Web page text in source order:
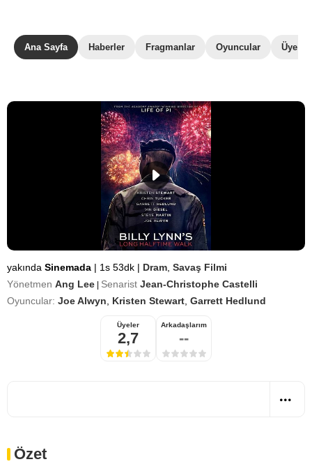
Ana Sayfa Haberler Fragmanlar Oyuncular Üye
yakında Sinemada | 1s 53dk | Dram Savaş Filmi
Yönetmen Ang Lee Senarist Jean-Christophe Castelli
Oyuncular: Joe Alwyn Kristen Stewart Garrett Hedlund
Üyeler
2,7
Arkadaşlarım
--
Özet